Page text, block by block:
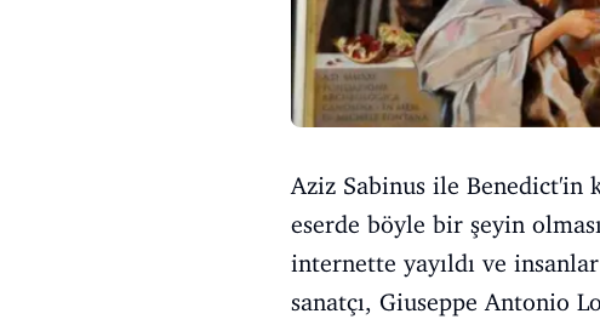
Aziz Sabinus ile Benedict'in
eserde böyle bir şeyin
internette yayıldı ve
sanatçı, Giuseppe Antonio